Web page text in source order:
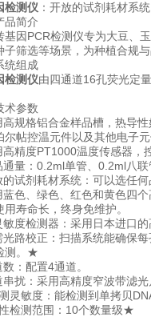
检测仪 ：开放的试剂耗材系
简介
PCR检测仪专为大豆、玉
子筛选等场景，为种植合规
组成
检测仪由四通道16孔荧光定
参数
格铝合金样品槽，热导性
尔帖控温元件以及其他电子
度PT1000温度传感器，
：0.2ml单管、0.2ml八联
剂耗材系统：可以选任何
、绿色、红色和黄色四个
寿命长，终身免维护。
检测器：采用日本进口的
校正：扫描系统能确保每
测。★
配置4通道。
：采用高精度窄波带滤光
敏度：能检测到单拷贝
测范围：10个数量级★